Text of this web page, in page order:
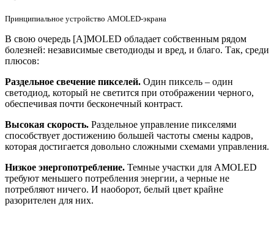
Принципиальное устройство AMOLED-экрана
В свою очередь [A]MOLED обладает собственным рядом
болезней: независимые светодиоды и вред, и благо. Так, среди
плюсов:
Раздельное свечение пикселей. Один пиксель – один
светодиод, который не светится при отображении черного,
обеспечивая почти бесконечный контраст.
Высокая скорость. Раздельное управление пикселями
способствует достижению большей частоты смены кадров,
которая достигается довольно сложными схемами управления.
Низкое энергопотребление. Темные участки для AMOLED
требуют меньшего потребления энергии, а черные не
потребляют ничего. И наоборот, белый цвет крайне
разорителен для них.